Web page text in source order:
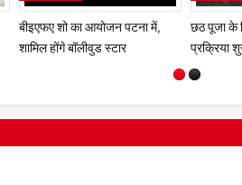
बिहार में होगा सबसे बड़ा फिल्मी अवार्ड
''BEFA'' , पटना में लगेगा बॉलीवुड
अखिल
अध्यक्ष राम